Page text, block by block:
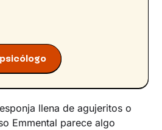
llena de agujeritos o
Emmental parece algo